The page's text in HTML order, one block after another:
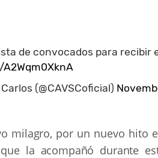
de convocados para recibir
(@CAVSCoficial)
milagro, por un nuevo hito
la acompañó durante